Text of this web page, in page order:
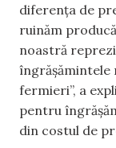
diferența de
ruinăm
noastră
îngrășămintele
fermieri”, a
pentru
din costul de